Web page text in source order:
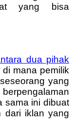
yang bisa
dua pihak
di mana pemilik
yang
sama ini dibuat
dari iklan yang